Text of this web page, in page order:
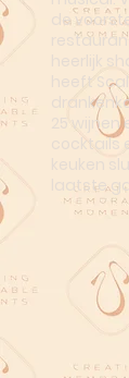
de
heerlijk
heeft
25
cocktails
keuken
laatste